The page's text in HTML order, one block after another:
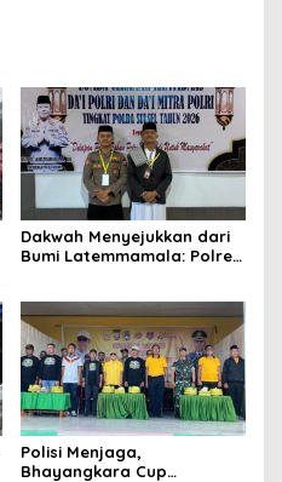
Dakwah Menyejukkan dari
Bumi Latemmamala: Polres
Polda Sulsel
Polisi Menjaga,
Bhayangkara Cup